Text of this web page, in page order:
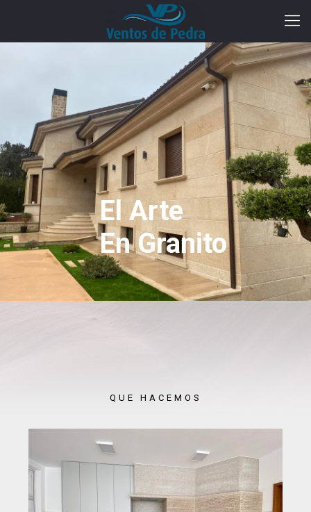
El Arte
En Granito
QUE HACEMOS